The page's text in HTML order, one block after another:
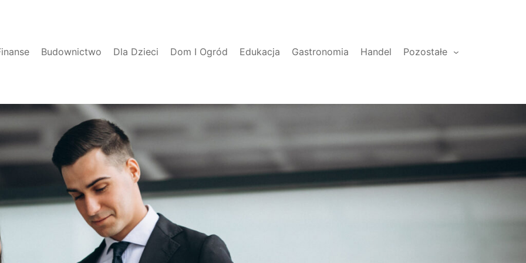
Budownictwo Dla Dzieci Dom I Ogród Edukacja Gastronomia Handel Pozostałe